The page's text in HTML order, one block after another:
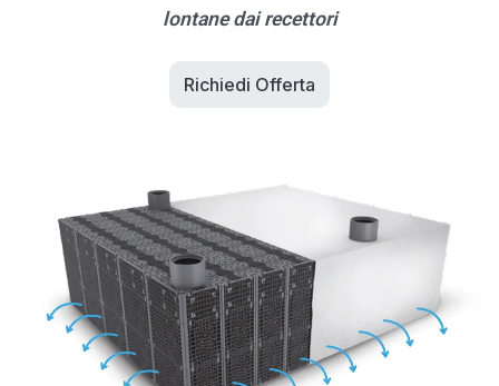
lontane dai recettori
Richiedi Offerta